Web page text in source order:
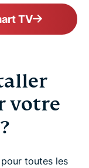
TV
votre
toutes les